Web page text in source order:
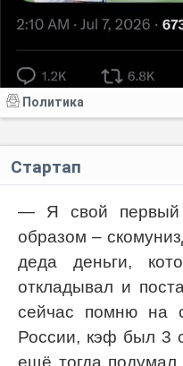
Политика
Стартап
— Я свой первый
образом –
деда деньги,
откладывал и
сейчас помню на
России, кэф был 3
ещё тогда